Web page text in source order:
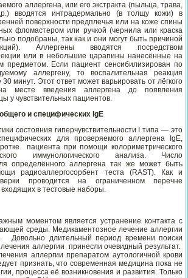
аллергена, или его экстракта (пыльца, трава,
вводятся интрадермально (в толщу кожи) в
поверхности предплечья или на коже спины
фломастером или ручкой (чернила или краска
подобраны, так как и они могут быть причиной
Аллергены вводятся посредством
или в небольшие царапины нанесённые на
предметом. Если пациент сенсибилизирован по
аллергену, то воспалительная реакция
минут. Этот ответ может варьировать от лёгкого
месте введения аллергена до появления
у чувствительных пациентов.
и специфических IgE
состояния гиперчувствительности I типа — это
для проверяемого аллергена IgE,
пациента при помощи колориметрического
иммунологического анализа. Число
определённого аллергена так же может быть
радиоаллергосорбент теста (RAST). Как и
проводится на ограниченном перечне
в тестовые наборы.
моментом является устранение контакта с
среды. Медикаментозное лечение аллергии
Довольно длительный период времени поиски
аллергии принесли очевидный результат.
аллергии препаратом аутологичной крови
признать, что современная медицина пока не
процесса её возникновения и развития. Только